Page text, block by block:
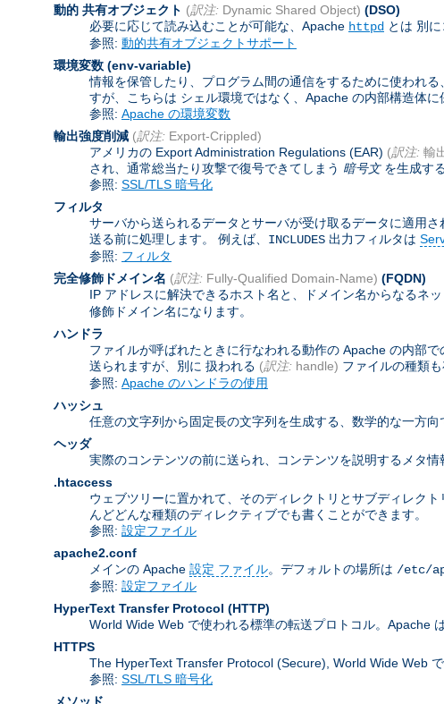
動的 共有オブジェクト (訳注: Dynamic Shared Object) (DSO)
必要に応じて読み込むことが可能な、Apache httpd とは 別
参照: 動的共有オブジェクトサポート
環境変数 (env-variable)
情報を保管したり、プログラム間の通信をするために使われ
すが、こちらは シェル環境ではなく、Apache の内部構造体に
参照: Apache の環境変数
輸出強度削減 (訳注: Export-Crippled)
アメリカの Export Administration Regulations (EAR) (訳注: 輸
され、通常総当たり攻撃で復号できてしまう 暗号文を生成す
参照: SSL/TLS 暗号化
フィルタ
サーバから送られるデータとサーバが受け取るデータに適用
送る前に処理します。 例えば、 INCLUDES 出力フィルタは
参照: フィルタ
完全修飾ドメイン名 (訳注: Fully-Qualified Domain-Name) (FQDN)
IP アドレスに解決できるホスト名と、ドメイン名からなるネ
修飾ドメイン名になります。
ハンドラ
ファイルが呼ばれたときに行なわれる動作の Apache の内部
送られますが、別に 扱われる (訳注: handle) ファイルの種類
参照: Apache のハンドラの使用
ハッシュ
任意の文字列から固定長の文字列を生成する、数学的な一方
ヘッダ
実際のコンテンツの前に送られ、コンテンツを説明するメタ情
.htaccess
ウェブツリーに置かれて、そのディレクトリとサブディレクト
んどどんな種類のディレクティブでも書くことができます。
参照: 設定ファイル
apache2.conf
メインの Apache 設定 ファイル。デフォルトの場所は /etc/
参照: 設定ファイル
HyperText Transfer Protocol (HTTP)
World Wide Web で使われる標準の転送プロトコル。Apache
HTTPS
The HyperText Transfer Protocol (Secure), World Wide Web
参照: SSL/TLS 暗号化
メソッド